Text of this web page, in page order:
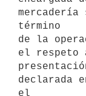
mercadería
término
de la
el
declarada
el